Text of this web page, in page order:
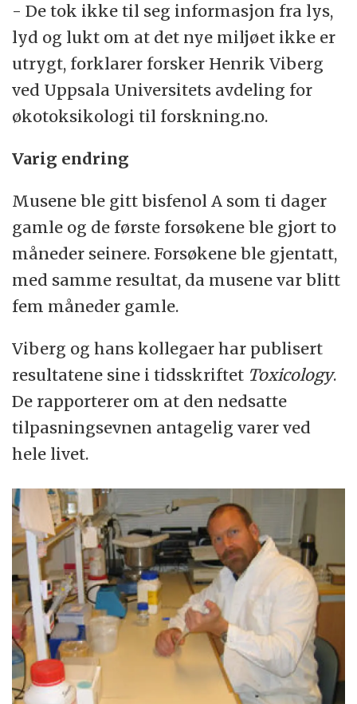
- De tok ikke til seg informasjon fra lys,
lyd og lukt om at det nye miljøet ikke er
utrygt, forklarer forsker Henrik Viberg
ved Uppsala Universitets avdeling for
økotoksikologi til forskning.no.
Varig endring
Musene ble gitt bisfenol A som ti dager
gamle og de første forsøkene ble gjort to
måneder seinere. Forsøkene ble gjentatt,
med samme resultat, da musene var blitt
fem måneder gamle.
Viberg og hans kollegaer har publisert
resultatene sine i tidsskriftet Toxicology.
De rapporterer om at den nedsatte
tilpasningsevnen antagelig varer ved
hele livet.